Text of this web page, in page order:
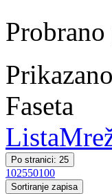
Probrano
Faseta
Lista
Po stranici: 25
102550100
Sortiranje zapisa